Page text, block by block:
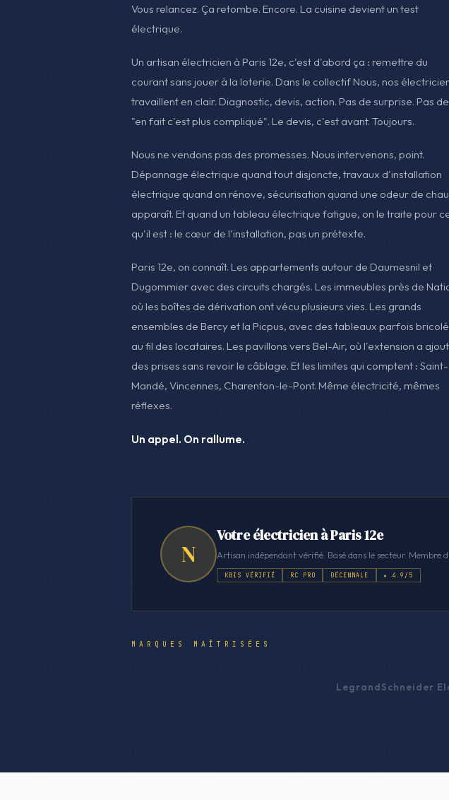
Vous relancez. Ça retombe. Encore. La cuisine devient un test
électrique.
Un artisan électricien à Paris 12e, c'est d'abord ça : remettre du
courant sans jouer à la loterie. Dans le collectif Nous, nos
travaillent en clair. Diagnostic, devis, action. Pas de surprise. Pas de
"en fait c'est plus compliqué". Le devis, c'est avant. Toujours.
Nous ne vendons pas des promesses. Nous intervenons, point.
Dépannage électrique quand tout disjoncte, travaux d'installation
électrique quand on rénove, sécurisation quand une odeur de
apparaît. Et quand un tableau électrique fatigue, on le traite pour
qu'il est : le cœur de l'installation, pas un prétexte.
Paris 12e, on connaît. Les appartements autour de Daumesnil et
Dugommier avec des circuits chargés. Les immeubles près de
où les boîtes de dérivation ont vécu plusieurs vies. Les grands
ensembles de Bercy et la Picpus, avec des tableaux parfois
au fil des locataires. Les pavillons vers Bel-Air, où l'extension a
des prises sans revoir le câblage. Et les limites qui comptent : Saint-
Mandé, Vincennes, Charenton-le-Pont. Même électricité, mêmes
réflexes.
Un appel. On rallume.
N
Votre électricien à Paris 12e
Artisan indépendant vérifié. Basé dans le secteur. Membre
KBIS VÉRIFIÉ RC PRO DÉCENNALE ★ 4.9/5
MARQUES MAÎTRISÉES
LegrandSchneider